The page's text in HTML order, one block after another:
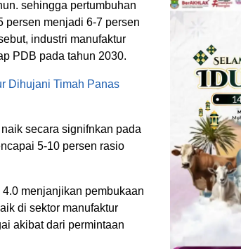
sehingga pertumbuhan
persen menjadi 6-7 persen
industri manufaktur
PDB pada tahun 2030.
Dihujani Timah Panas
secara signifnkan pada
5-10 persen rasio
menjanjikan pembukaan
di sektor manufaktur
akibat dari permintaan